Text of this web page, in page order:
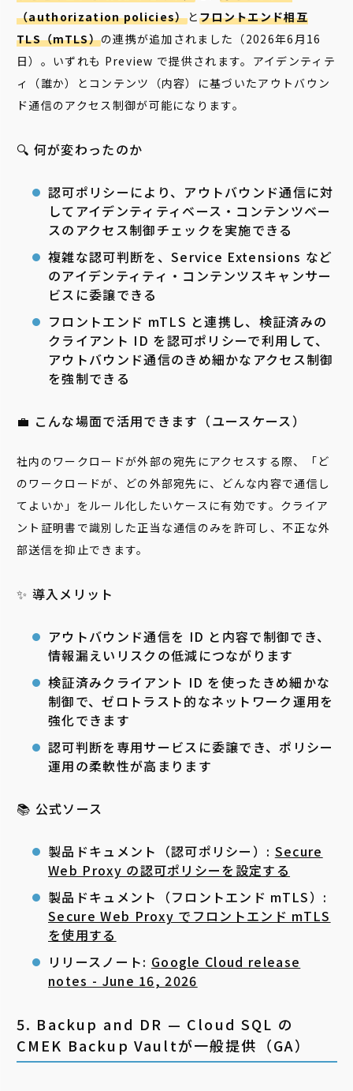
（authorization policies）とフロントエンド相互
TLS（mTLS）の連携が追加されました（2026年6月16
日）。いずれも Preview で提供されます。アイデンティテ
ィ（誰か）とコンテンツ（内容）に基づいたアウトバウン
ド通信のアクセス制御が可能になります。
🔍 何が変わったのか
認可ポリシーにより、アウトバウンド通信に対
してアイデンティティベース・コンテンツベー
スのアクセス制御チェックを実施できる
複雑な認可判断を、Service Extensions など
のアイデンティティ・コンテンツスキャンサー
ビスに委譲できる
フロントエンド mTLS と連携し、検証済みの
クライアント ID を認可ポリシーで利用して、
アウトバウンド通信のきめ細かなアクセス制御
を強制できる
💼 こんな場面で活用できます（ユースケース）
社内のワークロードが外部の宛先にアクセスする際、「ど
のワークロードが、どの外部宛先に、どんな内容で通信し
てよいか」をルール化したいケースに有効です。クライア
ント証明書で識別した正当な通信のみを許可し、不正な外
部送信を抑止できます。
✨ 導入メリット
アウトバウンド通信を ID と内容で制御でき、
情報漏えいリスクの低減につながります
検証済みクライアント ID を使ったきめ細かな
制御で、ゼロトラスト的なネットワーク運用を
強化できます
認可判断を専用サービスに委譲でき、ポリシー
運用の柔軟性が高まります
📚 公式ソース
製品ドキュメント（認可ポリシー）: Secure
Web Proxy の認可ポリシーを設定する
製品ドキュメント（フロントエンド mTLS）:
Secure Web Proxy でフロントエンド mTLS
を使用する
リリースノート: Google Cloud release
notes - June 16, 2026
5. Backup and DR — Cloud SQL の
CMEK Backup Vaultが一般提供（GA）